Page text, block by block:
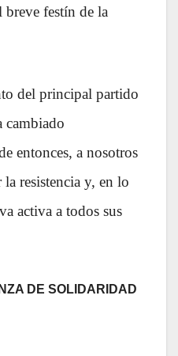
breve festín de la
del principal partido
cambiado
entonces, a nosotros
la resistencia y, en lo
activa a todos sus
DE SOLIDARIDAD